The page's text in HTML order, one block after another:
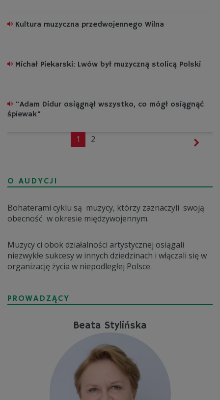
Kultura muzyczna przedwojennego Wilna
Michał Piekarski: Lwów był muzyczną stolicą Polski
"Adam Didur osiągnął wszystko, co mógł osiągnąć
śpiewak"
1 2
O AUDYCJI
Bohaterami cyklu są muzycy, którzy zaznaczyli swoją
obecność w okresie międzywojennym.
Muzycy ci obok działalności artystycznej osiągali
niezwykłe sukcesy w innych dziedzinach i włączali się w
organizację życia w niepodległej Polsce.
PROWADZĄCY
Beata Stylińska